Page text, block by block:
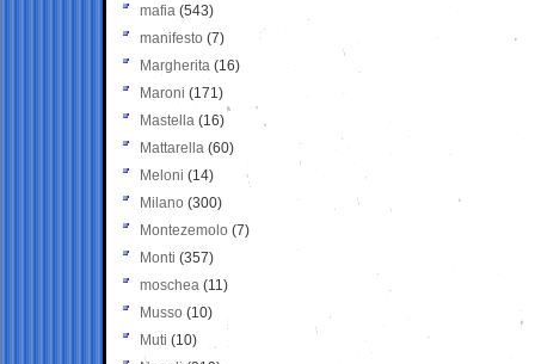
mafia (543)
manifesto (7)
Margherita (16)
Maroni (171)
Mastella (16)
Mattarella (60)
Meloni (14)
Milano (300)
Montezemolo (7)
Monti (357)
moschea (11)
Musso (10)
Muti (10)